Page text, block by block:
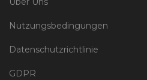
Nutzungsbedingungen
Datenschutzrichtlinie
GDPR